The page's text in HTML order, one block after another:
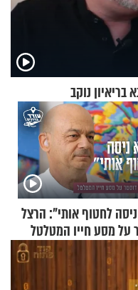
נוקב
לחטוף אותי": הרצל
על מסע חייו המטלטל